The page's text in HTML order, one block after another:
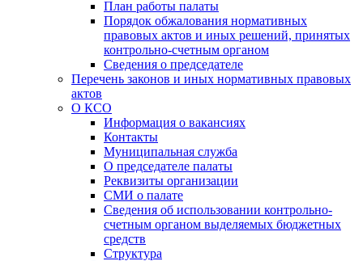
План работы палаты
Порядок обжалования нормативных
правовых актов и иных решений, принятых
контрольно-счетным органом
Сведения о председателе
Перечень законов и иных нормативных правовых
актов
О КСО
Информация о вакансиях
Контакты
Муниципальная служба
О председателе палаты
Реквизиты организации
СМИ о палате
Сведения об использовании контрольно-
счетным органом выделяемых бюджетных
средств
Структура